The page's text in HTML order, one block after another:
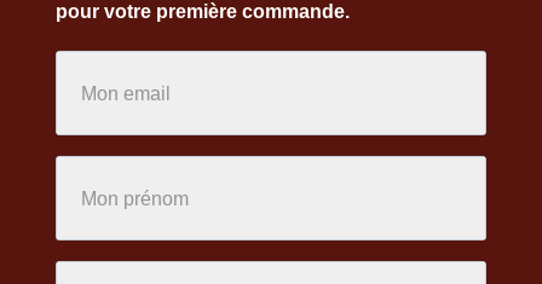
pour votre première commande.